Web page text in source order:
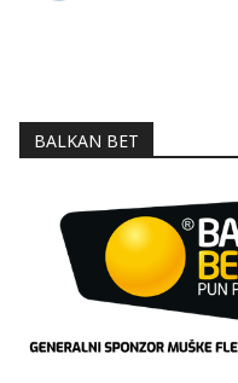
BALKAN BET